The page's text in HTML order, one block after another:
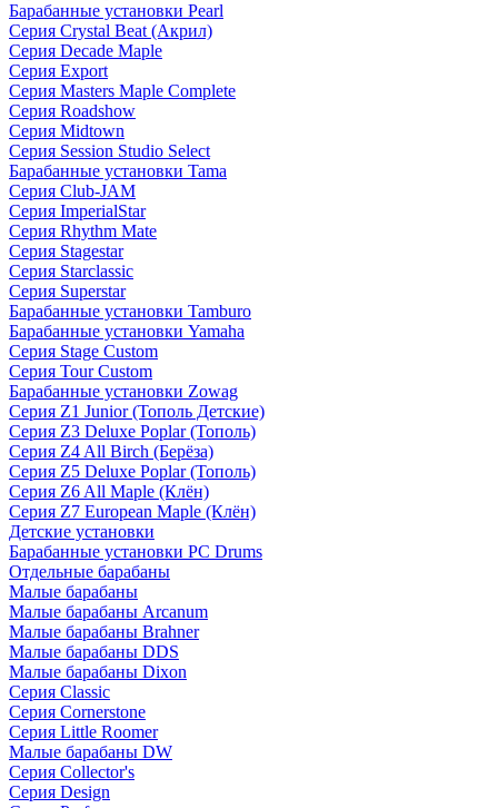
Барабанные установки Pearl
Серия Crystal Beat (Акрил)
Серия Decade Maple
Серия Export
Серия Masters Maple Complete
Серия Roadshow
Серия Midtown
Серия Session Studio Select
Барабанные установки Tama
Серия Club-JAM
Серия ImperialStar
Серия Rhythm Mate
Серия Stagestar
Серия Starclassic
Серия Superstar
Барабанные установки Tamburo
Барабанные установки Yamaha
Серия Stage Custom
Серия Tour Custom
Барабанные установки Zowag
Серия Z1 Junior (Тополь Детские)
Серия Z3 Deluxe Poplar (Тополь)
Серия Z4 All Birch (Берёза)
Серия Z5 Deluxe Poplar (Тополь)
Серия Z6 All Maple (Клён)
Серия Z7 European Maple (Клён)
Детские установки
Барабанные установки PC Drums
Отдельные барабаны
Малые барабаны
Малые барабаны Arcanum
Малые барабаны Brahner
Малые барабаны DDS
Малые барабаны Dixon
Серия Classic
Серия Cornerstone
Серия Little Roomer
Малые барабаны DW
Серия Collector's
Серия Design